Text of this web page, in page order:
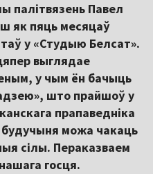
палітвязень Павел
як пяць месяцаў
у «Студыю Белсат».
выглядае
у чым ён бачыць
што прайшоў у
прапаведніка
будучыня можа чакаць
сілы. Пераказваем
госця.